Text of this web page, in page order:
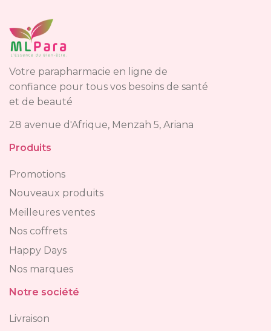
Votre parapharmacie en ligne de
confiance pour tous vos besoins de santé
et de beauté
28 avenue d'Afrique, Menzah 5, Ariana
Produits
Promotions
Nouveaux produits
Meilleures ventes
Nos coffrets
Happy Days
Nos marques
Notre société
Livraison